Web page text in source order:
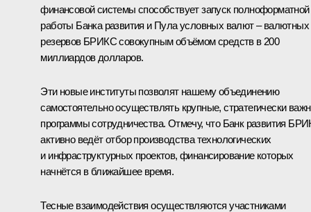
финансовой системы способствует запуск полноформатной
работы Банка развития и Пула условных валют – валютных
резервов БРИКС совокупным объёмом средств в 200
миллиардов долларов.
Эти новые институты позволят нашему объединению
самостоятельно осуществлять крупные, стратегически
программы сотрудничества. Отмечу, что Банк развития
активно ведёт отбор производства технологических
и инфраструктурных проектов, финансирование которых
начнётся в ближайшее время.
Тесные взаимодействия осуществляются участниками